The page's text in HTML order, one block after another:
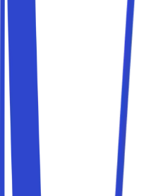
sont privées, vérifiées et
minutes.
Parking à proximité de
Réservez une place de
rejoignez votre destination à
sont privées, vérifiées et
minutes.
Parking à proximité de
Réservez une place de
del Paradiso et rejoignez